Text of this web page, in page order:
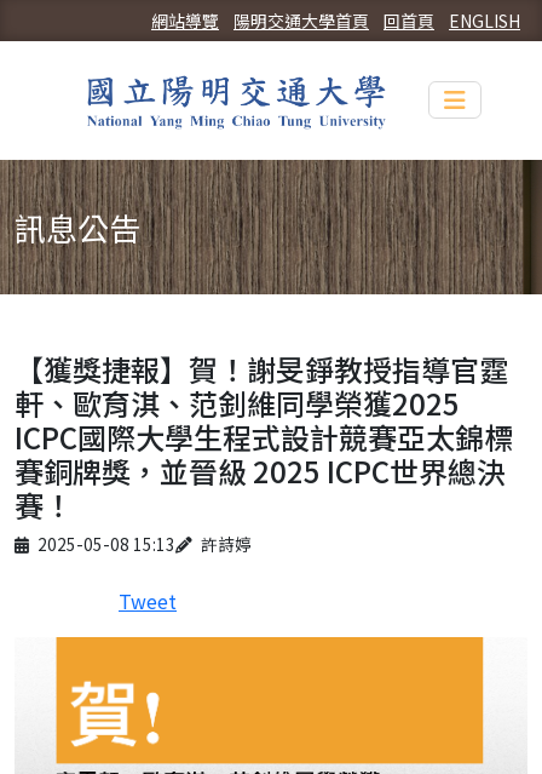
ENGLISH
回首頁
陽明交通大學首頁
網站導覽
Toggle
訊息公告
【獲獎捷報】賀！謝旻錚教授指導官霆
軒、歐育淇、范釗維同學榮獲2025
ICPC國際大學生程式設計競賽亞太錦標
賽銅牌獎，並晉級 2025 ICPC世界總決
賽！
Published on
2025-05-08 15:13
Author 許詩婷
Tweet